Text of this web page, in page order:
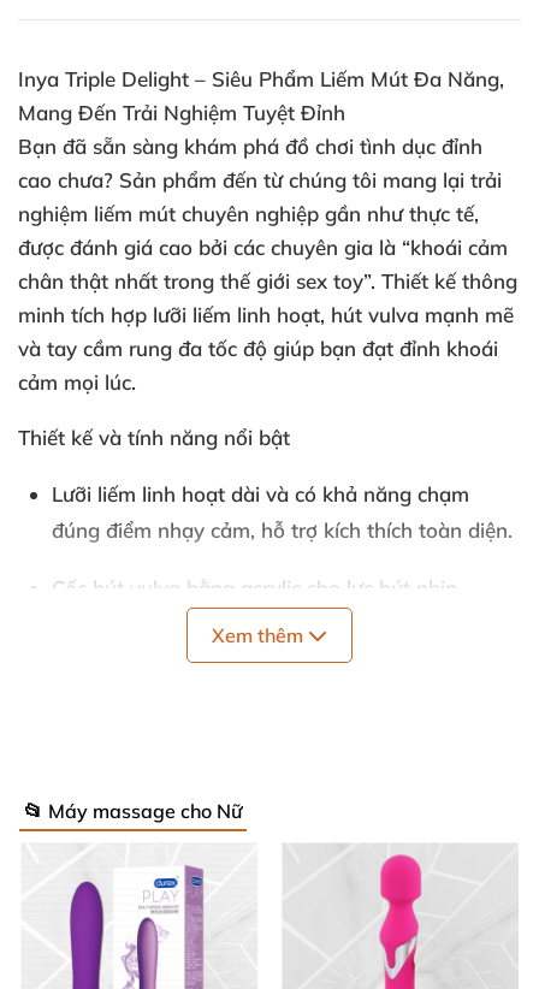
Inya Triple Delight – Siêu Phẩm Liếm Mút Đa Năng,
Mang Đến Trải Nghiệm Tuyệt Đỉnh
Bạn đã sẵn sàng khám phá đồ chơi tình dục đỉnh
cao chưa? Sản phẩm đến từ chúng tôi mang lại trải
nghiệm liếm mút chuyên nghiệp gần như thực tế,
được đánh giá cao bởi các chuyên gia là “khoái cảm
chân thật nhất trong thế giới sex toy”. Thiết kế thông
minh tích hợp lưỡi liếm linh hoạt, hút vulva mạnh mẽ
và tay cầm rung đa tốc độ giúp bạn đạt đỉnh khoái
cảm mọi lúc.
Thiết kế và tính năng nổi bật
Lưỡi liếm linh hoạt dài và có khả năng chạm
đúng điểm nhạy cảm, hỗ trợ kích thích toàn diện.
Cốc hút vulva bằng acrylic cho lực hút nhịp
nhàng, tăng cảm giác bị bao phủ và tăng tuần
Điều khiển riêng biệt cho từng chức năng qua 4
nút bấm tiện lợi, dễ thao tác và nhanh chóng
thích nghi với người dùng.
2 kích cỡ cốc hút (oval và tròn) phù hợp với nhiều
Xem thêm
📂 Máy massage cho Nữ